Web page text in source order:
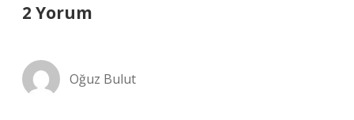
2 Yorum
Oğuz Bulut